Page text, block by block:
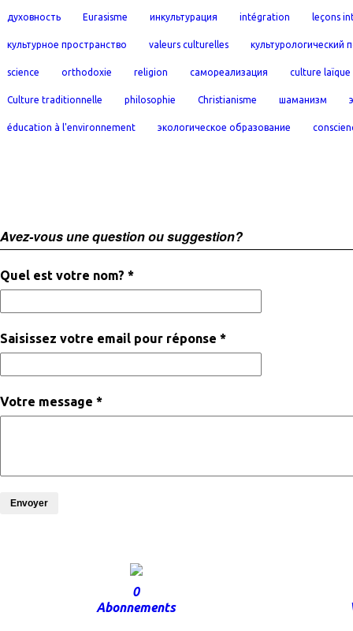
духовность Eurasisme инкультурация intégration leçons
культурное пространство valeurs culturelles культурологический
science orthodoxie religion самореализация culture laïque
Culture traditionnelle philosophie Christianisme шаманизм
éducation à l'environnement экологическое образование
Avez-vous une question ou suggestion?
Quel est votre nom? *
Saisissez votre email pour réponse *
Votre message *
Envoyer
0
Abonnements